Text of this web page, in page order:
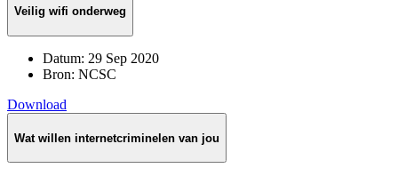
Veilig wifi onderweg
Datum: 29 Sep 2020
Bron: NCSC
Download
Wat willen internetcriminelen van jou